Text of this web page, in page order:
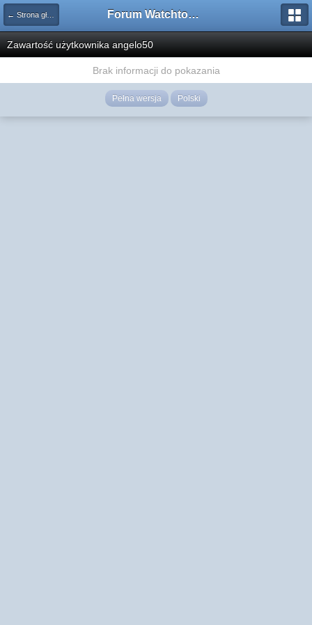
← Strona główna Forum Watchtower
Zawartość użytkownika angelo50
Brak informacji do pokazania
Pełna wersja Polski